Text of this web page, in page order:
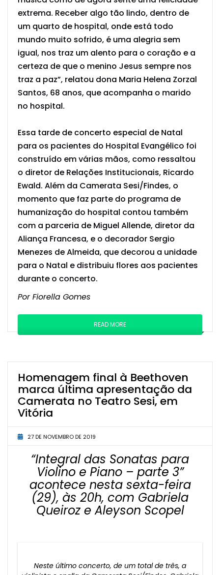
extrema. Receber algo tão lindo, dentro de
um quarto de hospital, onde está todo
mundo muito sofrido, é uma alegria sem
igual, nos traz um alento para o coração e a
certeza de que o menino Jesus sempre nos
traz a paz”, relatou dona Maria Helena Zorzal
Santos, 68 anos, que acompanha o marido
no hospital.
Essa tarde de concerto especial de Natal
para os pacientes do Hospital Evangélico foi
construído em várias mãos, como ressaltou
o diretor de Relações Institucionais, Ricardo
Ewald. Além da Camerata Sesi/Findes, o
momento que faz parte do programa de
humanização do hospital contou também
com a parceria de Miguel Allende, diretor da
Aliança Francesa, e o decorador Sergio
Menezes de Almeida, que decorou a unidade
para o Natal e distribuiu flores aos pacientes
durante o concerto.
Por Fiorella Gomes
READ MORE
Homenagem final à Beethoven
marca última apresentação da
Camerata no Teatro Sesi, em
Vitória
27 DE NOVEMBRO DE 2019
“Integral das Sonatas para
Violino e Piano – parte 3”
acontece nesta sexta-feira
(29), às 20h, com Gabriela
Queiroz e Aleyson Scopel
Neste último concerto, de um total de três, a